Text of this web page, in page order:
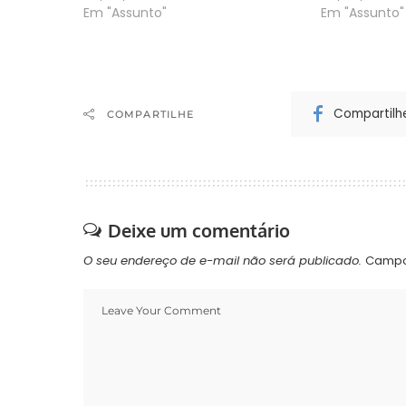
reeleição do governador Roberto
Em "Assunto"
e chega a
Em "Assunto"
COMPARTILHE
Deixe um comentário
O seu endereço de e-mail não será publicado.